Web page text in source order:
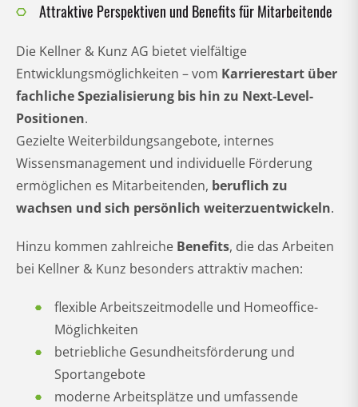
Attraktive Perspektiven und Benefits für Mitarbeitende
Die Kellner & Kunz AG bietet vielfältige
Entwicklungsmöglichkeiten – vom Karrierestart über
fachliche Spezialisierung bis hin zu Next-Level-
Positionen.
Gezielte Weiterbildungsangebote, internes
Wissensmanagement und individuelle Förderung
ermöglichen es Mitarbeitenden, beruflich zu
wachsen und sich persönlich weiterzuentwickeln.
Hinzu kommen zahlreiche Benefits, die das Arbeiten
bei Kellner & Kunz besonders attraktiv machen:
flexible Arbeitszeitmodelle und Homeoffice-
Möglichkeiten
betriebliche Gesundheitsförderung und
Sportangebote
moderne Arbeitsplätze und umfassende